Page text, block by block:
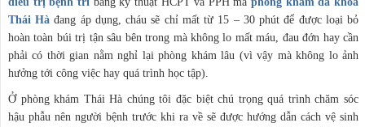
Thái Hà đang áp dụng, cháu sẽ chỉ mất từ 15 – 30 phút để được loại bỏ
hoàn toàn búi trị tận sâu bên trong mà không lo mất máu, đau đớn hay cần
phải có thời gian nằm nghỉ lại phòng khám lâu (vì vậy mà không lo ảnh
hưởng tới công việc hay quá trình học tập).
Ở phòng khám Thái Hà chúng tôi đặc biệt chú trọng quá trình chăm sóc
hậu phẫu nên người bệnh trước khi ra về sẽ được hướng dẫn cách vệ sinh